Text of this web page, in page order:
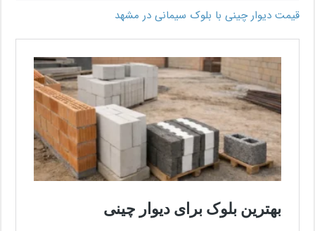
قیمت دیوار چینی با بلوک سیمانی در مشهد